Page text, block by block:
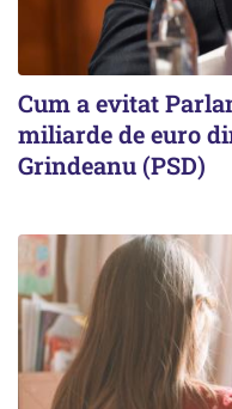
Cum a evitat
miliarde de euro
Grindeanu (PSD)